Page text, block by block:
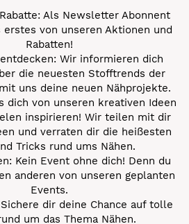
Als Newsletter Abonnent
von unseren Aktionen und
Rabatten!
Wir informieren dich
die neuesten Stofftrends der
uns deine neuen Nähprojekte.
dich von unseren kreativen Ideen
inspirieren! Wir teilen mit dir
und verraten dir die heißesten
Tricks rund ums Nähen.
Kein Event ohne dich! Denn du
anderen von unseren geplanten
Events.
dir deine Chance auf tolle
um das Thema Nähen.